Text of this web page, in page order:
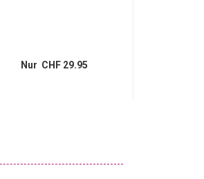
Nur CHF 29.95